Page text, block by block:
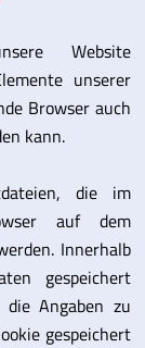
Website
unserer
Browser auch
kann.
die im
auf dem
Innerhalb
gespeichert
Angaben zu
gespeichert